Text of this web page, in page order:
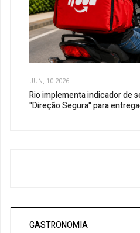
JUN, 10 2026
Rio implementa indicador de
"Direção Segura" para
GASTRONOMIA